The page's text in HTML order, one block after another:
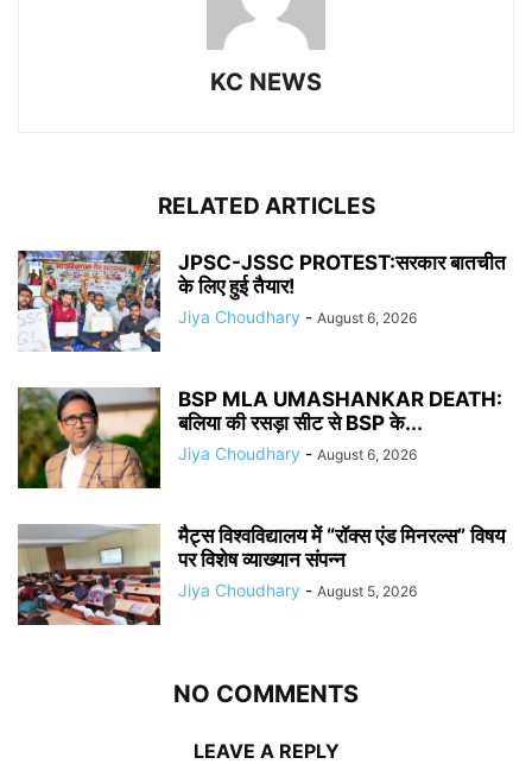
KC NEWS
RELATED ARTICLES
JPSC-JSSC PROTEST:सरकार बातचीत
के लिए हुई तैयार!
Jiya Choudhary - August 6, 2026
BSP MLA UMASHANKAR DEATH:
बलिया की रसड़ा सीट से BSP के...
Jiya Choudhary - August 6, 2026
मैट्स विश्वविद्यालय में “रॉक्स एंड मिनरल्स” विषय
पर विशेष व्याख्यान संपन्न
Jiya Choudhary - August 5, 2026
NO COMMENTS
LEAVE A REPLY